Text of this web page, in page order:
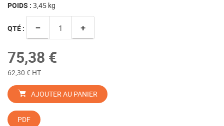
POIDS : 3,45 kg
QTÉ : − +
75,38 €
62,30 € HT
AJOUTER AU PANIER
PDF